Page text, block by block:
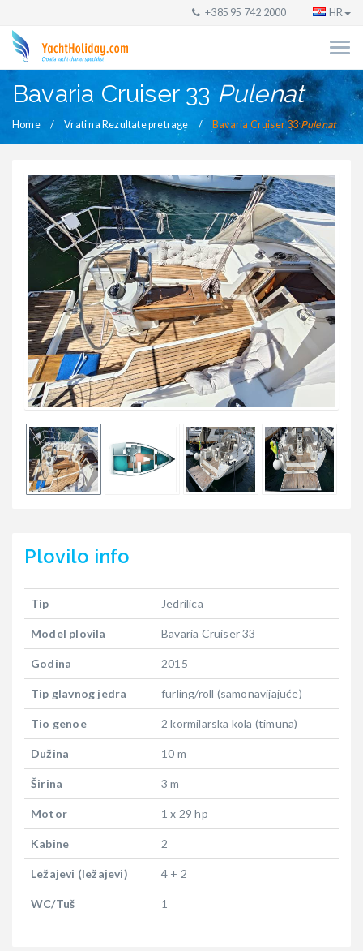
+385 95 742 2000 HR
Bavaria Cruiser 33Pulenat
Home Vrati na Rezultate pretrage Bavaria Cruiser 33Pulenat
Plovilo info
Tip Jedrilica
Model plovila Bavaria Cruiser 33
Godina 2015
Tip glavnog jedra furling/roll (samonavijajuće)
Tio genoe 2 kormilarska kola (timuna)
Dužina 10 m
Širina 3 m
Motor 1 x 29 hp
Kabine 2
Ležajevi (ležajevi) 4 + 2
WC/Tuš 1